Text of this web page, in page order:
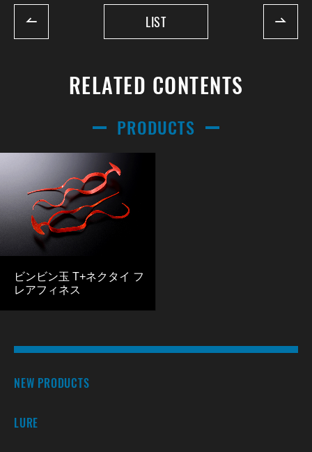
LIST
RELATED CONTENTS
PRODUCTS
ビンビン玉 T+ネクタイ フ
レアフィネス
NEW PRODUCTS
LURE